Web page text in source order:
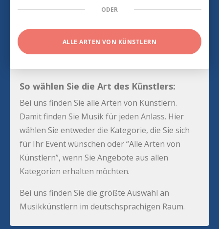
ODER
ALLE ARTEN VON KÜNSTLERN
So wählen Sie die Art des Künstlers:
Bei uns finden Sie alle Arten von Künstlern.
Damit finden Sie Musik für jeden Anlass. Hier
wählen Sie entweder die Kategorie, die Sie sich
für Ihr Event wünschen oder “Alle Arten von
Künstlern”, wenn Sie Angebote aus allen
Kategorien erhalten möchten.
Bei uns finden Sie die größte Auswahl an
Musikkünstlern im deutschsprachigen Raum.